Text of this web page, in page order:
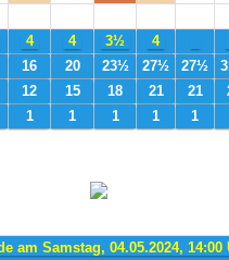
4 4 3½ 4
16 20 23½ 27½ 27½
12 15 18 21 21
1 1 1 1 1
am Samstag, 04.05.2024, 14:00